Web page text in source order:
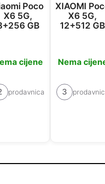
Poco
X6 5G,
GB
cijene
prodavnica
XIAOMI
X6 5G,
12+512 GB
Nema
3